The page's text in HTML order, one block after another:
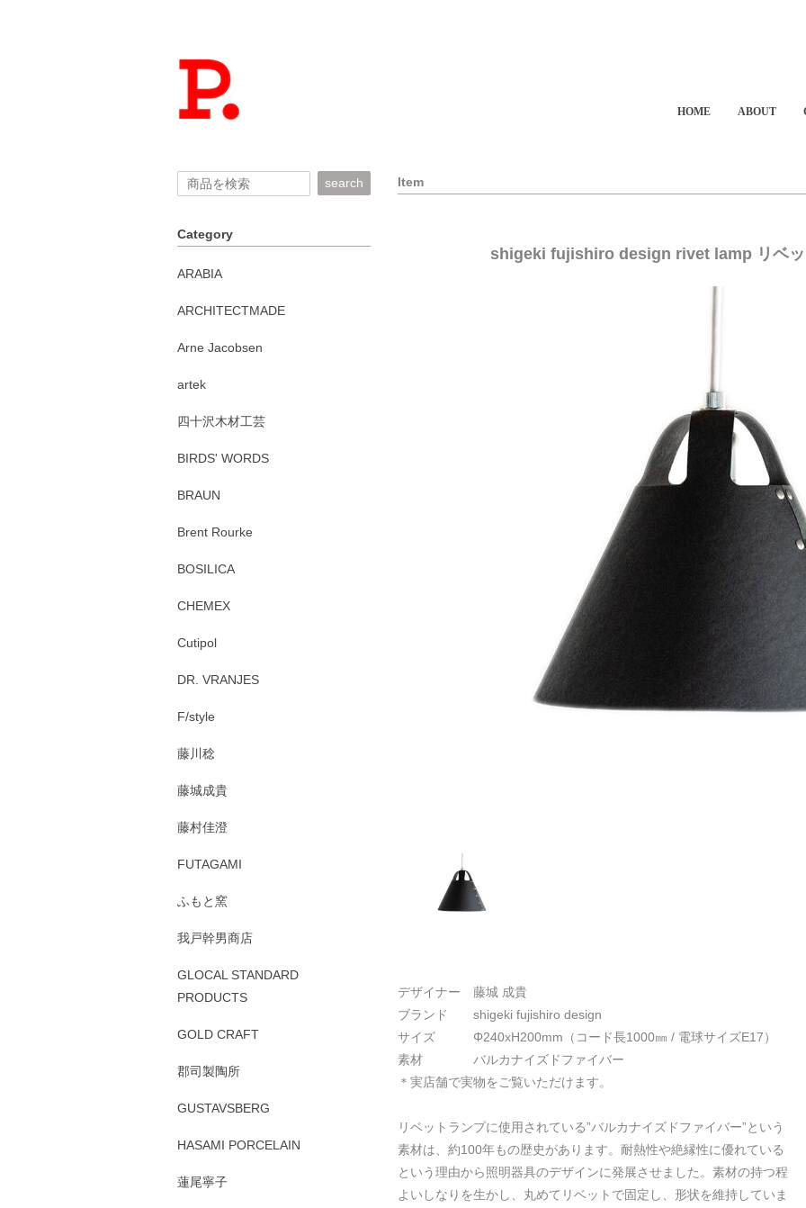
HOME ABOUT
Item
shigeki fujishiro design rivet lamp リベッ
デザイナー 藤城 成貴
ブランド shigeki fujishiro design
サイズ Φ240xH200mm（コード長1000㎜ / 電球サイズE17）
素材 バルカナイズドファイバー
＊実店舗で実物をご覧いただけます。
リベットランプに使用されている”バルカナイズドファイバー”という
素材は、約100年もの歴史があります。耐熱性や絶縁性に優れている
という理由から照明器具のデザインに発展させました。素材の持つ程
よいしなりを生かし、丸めてリベットで固定し、形状を維持していま
search
Category
ARABIA
ARCHITECTMADE
Arne Jacobsen
artek
四十沢木材工芸
BIRDS' WORDS
BRAUN
Brent Rourke
BOSILICA
CHEMEX
Cutipol
DR. VRANJES
F/style
藤川稔
藤城成貴
藤村佳澄
FUTAGAMI
ふもと窯
我戸幹男商店
GLOCAL STANDARD
PRODUCTS
GOLD CRAFT
郡司製陶所
GUSTAVSBERG
HASAMI PORCELAIN
蓮尾寧子